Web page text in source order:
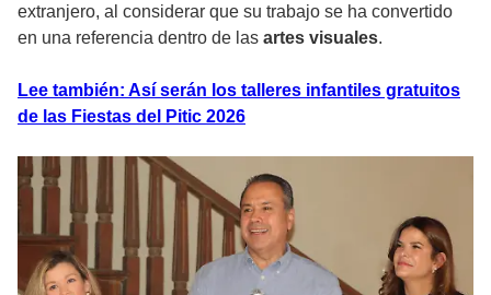
extranjero, al considerar que su trabajo se ha convertido
en una referencia dentro de las artes visuales.
Lee también: Así serán los talleres infantiles gratuitos
de las Fiestas del Pitic 2026